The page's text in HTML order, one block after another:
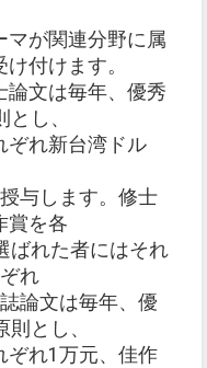
マが関連分野に属
付けます。
論文は毎年、優秀
し、
ぞれ新台湾ドル
与します。修士
賞を各
ばれた者にはそれ
れ
論文は毎年、優
とし、
ぞれ1万元、佳作